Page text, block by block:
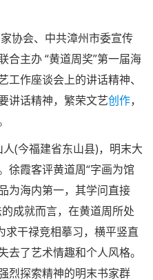
家协会、中共漳州市委宣传
合主办 “黄道周奖”第一届海
工作座谈会上的讲话精神、
讲话精神，繁荣文艺创作，
(今福建省东山县)，明末大
徐霞客评黄道周“字画为馆
为海内第一，其学问直接
成就而言，在黄道周所处
求干禄竞相摹习，横平竖直
了艺术情趣和个人风格。
烈探索精神的明末书家群